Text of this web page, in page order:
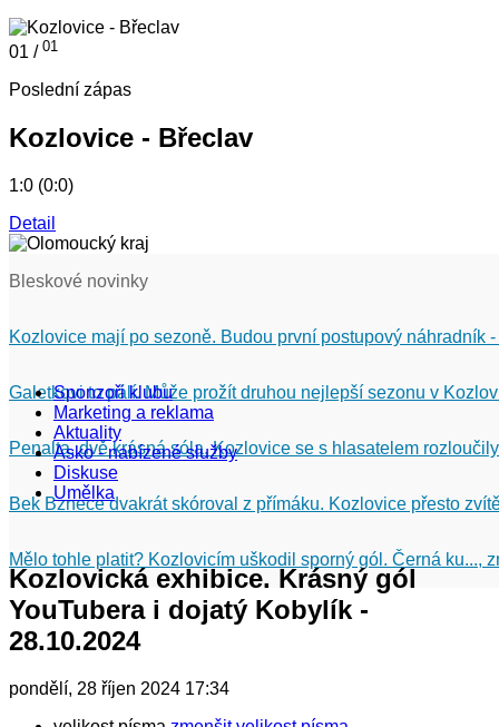
01 / 01
Poslední zápas
Kozlovice - Břeclav
1:0 (0:0)
Detail
Bleskové novinky
Kozlovice mají po sezoně. Budou první postupový náhradník
Galetkovi to pálí. Může prožít druhou nejlepší sezonu v
Penalta, dvě krásná sóla. Kozlovice se s hlasatelem
Bek Bznece dvakrát skóroval z přímáku. Kozlovice přesto
Mělo tohle platit? Kozlovicím uškodil sporný gól. Černá ku...,
Sponzoři klubu
Marketing a reklama
Aktuality
Asko - nabízené služby
Diskuse
Umělka
Kozlovická exhibice. Krásný gól
YouTubera i dojatý Kobylík -
28.10.2024
pondělí, 28 říjen 2024 17:34